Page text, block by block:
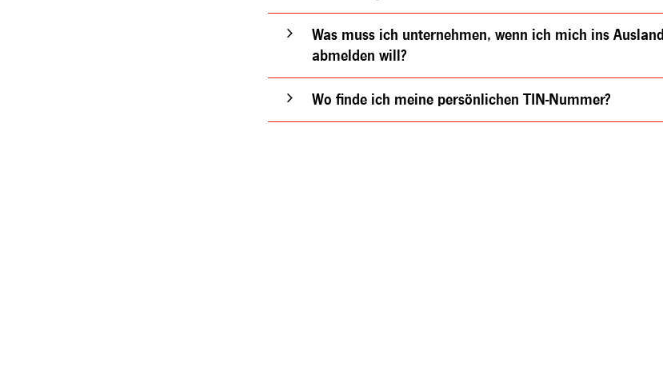
Was muss ich unternehmen, wenn ich mich ins Ausland
abmelden will?
Wo finde ich meine persönlichen TIN-Nummer?